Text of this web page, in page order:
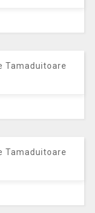
Tamaduitoare
Tamaduitoare